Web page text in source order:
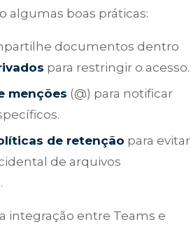
algumas boas práticas:
documentos dentro
para restringir o acesso.
menções (@) para notificar
de retenção para evitar
de arquivos
integração entre Teams e